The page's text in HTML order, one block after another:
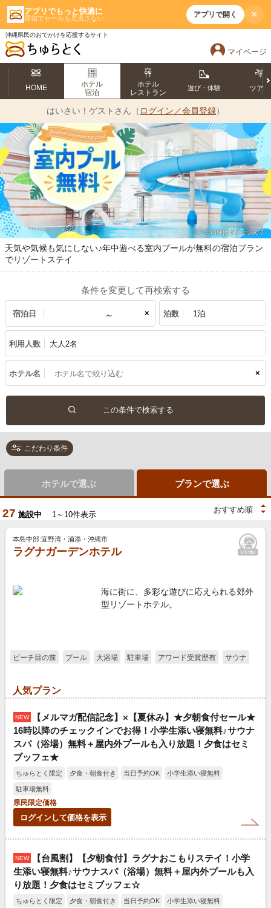
アプリでもっと快適に
通知でセールも見逃さない アプリで開く ×
沖縄県民のおでかけを応援するサイト
マイページ
HOME
ホテル
宿泊
ホテル
レストラン
遊び・体験 ツアー
はいさい！ ゲストさん（ ログイン／会員登録）
※この画像はイメージです
天気や気候も気にしない♪年中遊べる室内プールが無料の宿泊プラン
でリゾートステイ
条件を変更して再検索する
宿泊日 × 泊数
利用人数 大人2名
ホテル名 ×
こだわり条件
ホテルで選ぶ プランで選ぶ
27 施設中 1～10件表示
本島中部:宜野湾・浦添・沖縄市
ラグナガーデンホテル
海に街に、多彩な遊びに応えられる郊外
型リゾートホテル。
ビーチ目の前 プール 大浴場 駐車場 アワード受賞歴有 サウナ
人気プラン
NEW
【メルマガ配信記念】×【夏休み】★夕朝食付セール★
16時以降のチェックインでお得！小学生添い寝無料♪サウナ
スパ（浴場）無料＋屋内外プールも入り放題！夕食はセミ
ブッフェ★
ちゅらとく限定 夕食・朝食付き 当日予約OK 小学生添い寝無料
駐車場無料
県民限定価格
ログインして価格を表示
NEW
【台風割】【夕朝食付】ラグナおこもりステイ！小学
生添い寝無料♪サウナスパ（浴場）無料＋屋内外プールも入
り放題！夕食はセミブッフェ☆
ちゅらとく限定 夕食・朝食付き 当日予約OK 小学生添い寝無料